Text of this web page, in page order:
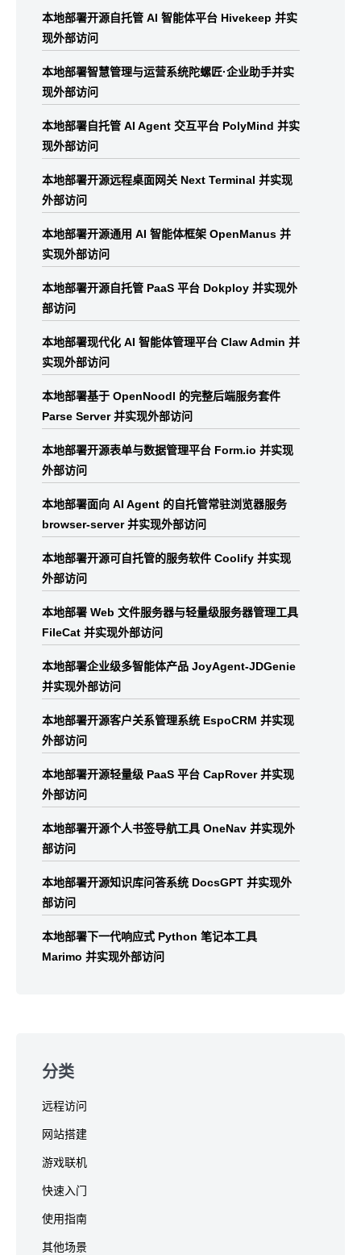
本地部署开源自托管 AI 智能体平台 Hivekeep 并实
现外部访问
本地部署智慧管理与运营系统陀螺匠·企业助手并实
现外部访问
本地部署自托管 AI Agent 交互平台 PolyMind 并实
现外部访问
本地部署开源远程桌面网关 Next Terminal 并实现
外部访问
本地部署开源通用 AI 智能体框架 OpenManus 并
实现外部访问
本地部署开源自托管 PaaS 平台 Dokploy 并实现外
部访问
本地部署现代化 AI 智能体管理平台 Claw Admin 并
实现外部访问
本地部署基于 OpenNoodl 的完整后端服务套件
Parse Server 并实现外部访问
本地部署开源表单与数据管理平台 Form.io 并实现
外部访问
本地部署面向 AI Agent 的自托管常驻浏览器服务
browser-server 并实现外部访问
本地部署开源可自托管的服务软件 Coolify 并实现
外部访问
本地部署 Web 文件服务器与轻量级服务器管理工具
FileCat 并实现外部访问
本地部署企业级多智能体产品 JoyAgent-JDGenie
并实现外部访问
本地部署开源客户关系管理系统 EspoCRM 并实现
外部访问
本地部署开源轻量级 PaaS 平台 CapRover 并实现
外部访问
本地部署开源个人书签导航工具 OneNav 并实现外
部访问
本地部署开源知识库问答系统 DocsGPT 并实现外
部访问
本地部署下一代响应式 Python 笔记本工具
Marimo 并实现外部访问
分类
远程访问
网站搭建
游戏联机
快速入门
使用指南
其他场景